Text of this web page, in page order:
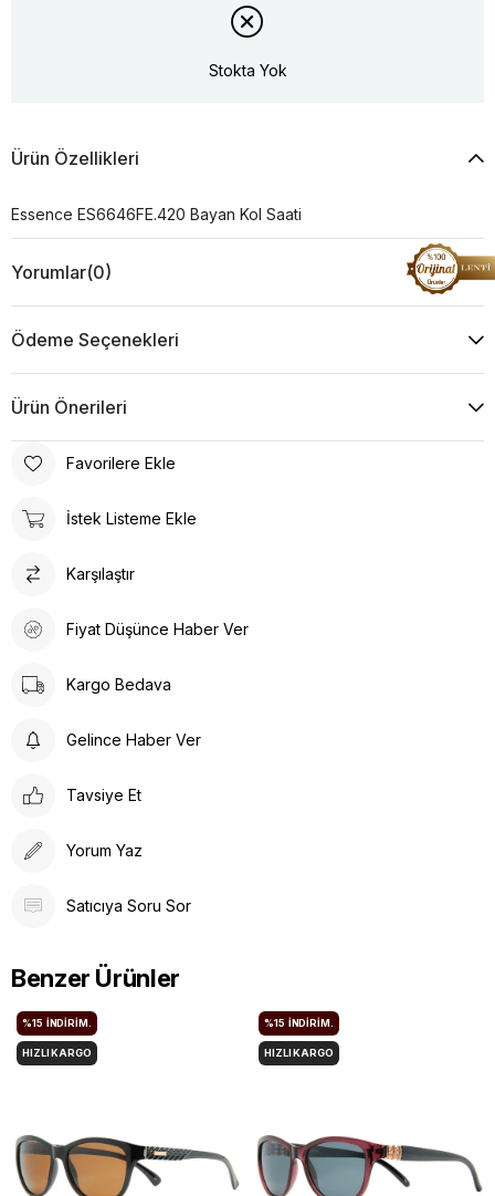
Stokta Yok
Ürün Özellikleri
Essence ES6646FE.420 Bayan Kol Saati
Yorumlar(0)
Ödeme Seçenekleri
Ürün Önerileri
Favorilere Ekle
İstek Listeme Ekle
Karşılaştır
Fiyat Düşünce Haber Ver
Kargo Bedava
Gelince Haber Ver
Tavsiye Et
Yorum Yaz
Satıcıya Soru Sor
Benzer Ürünler
%15 İNDIRIM.
HIZLI KARGO
%15 İNDIRIM.
HIZLI KARGO